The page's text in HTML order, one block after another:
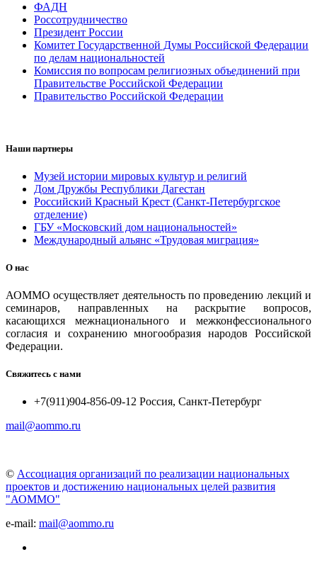
ФАДН
Россотрудничество
Президент России
Комитет Государственной Думы Российской Федерации
по делам национальностей
Комиссия по вопросам религиозных объединений при
Правительстве Российской Федерации
Правительство Российской Федерации
Наши партнеры
Музей истории мировых культур и религий
Дом Дружбы Республики Дагестан
Российский Красный Крест (Санкт-Петербургское
отделение)
ГБУ «Московский дом национальностей»
Международный альянс «Трудовая миграция»
О нас
АОММО осуществляет деятельность по проведению лекций и
семинаров, направленных на раскрытие вопросов,
касающихся межнационального и межконфессионального
согласия и сохранению многообразия народов Российской
Федерации.
Свяжитесь с нами
+7(911)904-856-09-12 Россия, Санкт-Петербург
mail@aommo.ru
© Ассоциация организаций по реализации национальных
проектов и достижению национальных целей развития
"АОММО"
e-mail: mail@aommo.ru